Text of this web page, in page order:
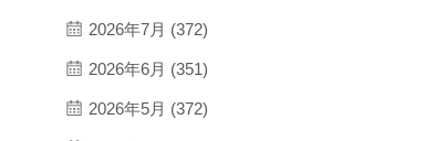
2026年7月 (372)
2026年6月 (351)
2026年5月 (372)